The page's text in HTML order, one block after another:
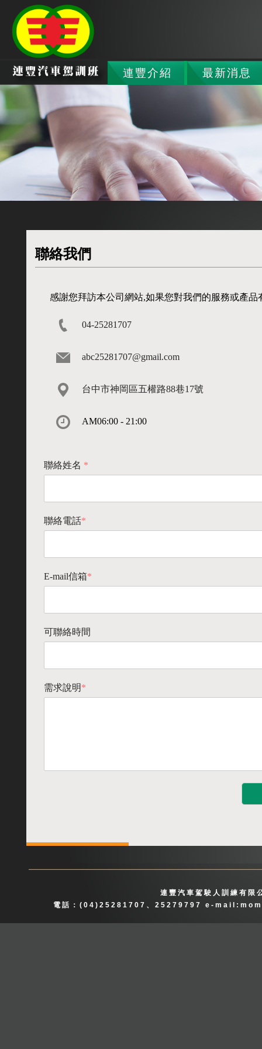
連豐介紹 最新消息
聯絡我們
感謝您拜訪本公司網站,如果您對我們的服務或產
04-25281707
abc25281707@gmail.com
台中市神岡區五權路88巷17號
AM06:00 - 21:00
聯絡姓名 *
聯絡電話*
E-mail信箱*
可聯絡時間
需求說明*
連豐汽車駕駛人訓練有
電話：(04)25281707、25279797 e-mail: